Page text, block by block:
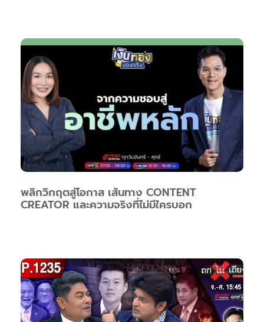
พลิกวิกฤตสู่โอกาส เส้นทาง CONTENT
CREATOR และความจริงที่ไม่มีใครบอก